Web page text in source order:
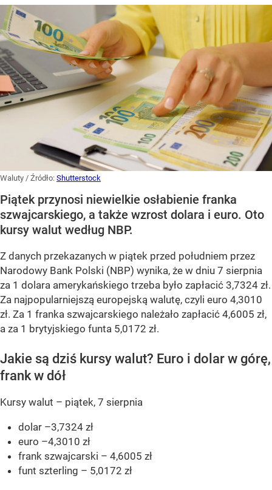
Waluty / Źródło: Shutterstock
Piątek przynosi niewielkie osłabienie franka
szwajcarskiego, a także wzrost dolara i euro. Oto
kursy walut według NBP.
Z danych przekazanych w piątek przed południem przez
Narodowy Bank Polski (NBP) wynika, że w dniu 7 sierpnia
za 1 dolara amerykańskiego trzeba było zapłacić 3,7324 zł.
Za najpopularniejszą europejską walutę, czyli euro 4,3010
zł. Za 1 franka szwajcarskiego należało zapłacić 4,6005 zł,
a za 1 brytyjskiego funta 5,0172 zł.
Jakie są dziś kursy walut? Euro i dolar w górę,
frank w dół
Kursy walut – piątek, 7 sierpnia
dolar –3,7324 zł
euro –4,3010 zł
frank szwajcarski – 4,6005 zł
funt szterling – 5,0172 zł